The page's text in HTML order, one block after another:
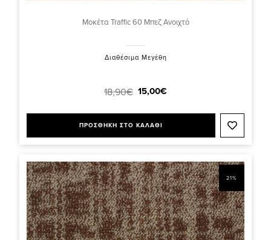
Μοκέτα Traffic 60 Μπεζ Ανοιχτό
Διαθέσιμα Μεγέθη
18,90€ 15,00€
ΠΡΟΣΘΗΚΗ ΣΤΟ ΚΑΛΑΘΙ
21%